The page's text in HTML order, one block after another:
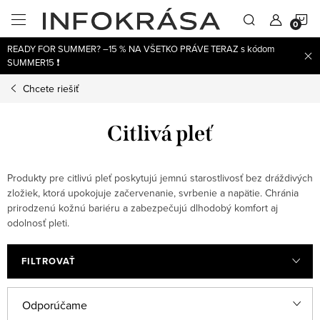
obsah
READY FOR SUMMER? –15 % NA VŠETKO PRÁVE TERAZ s kódom
SUMMER15 ❗
Chcete riešiť
Citlivá pleť
Produkty pre citlivú pleť poskytujú jemnú starostlivosť bez dráždivých
zložiek, ktorá upokojuje začervenanie, svrbenie a napätie. Chránia
prirodzenú kožnú bariéru a zabezpečujú dlhodobý komfort aj
odolnosť pleti.
FILTROVAŤ
Odporúčame